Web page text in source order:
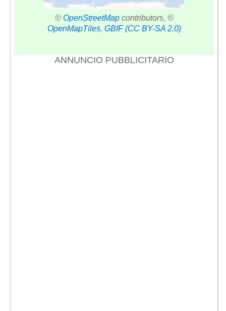
© OpenStreetMapcontributors, ©
OpenMapTiles, GBIF (CC BY-SA 2.0)
ANNUNCIO PUBBLICITARIO